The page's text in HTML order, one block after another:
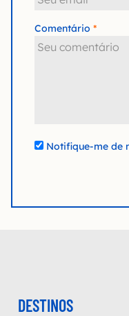
Comentário
Notifique-me de
DESTINOS